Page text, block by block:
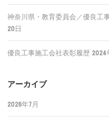
神奈川県・教育委員会／優良工
20日
優良工事施工会社表彰履歴 2024
アーカイブ
2026年7月